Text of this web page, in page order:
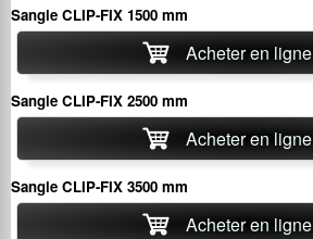
Sangle CLIP-FIX 1500 mm
Acheter en ligne
Sangle CLIP-FIX 2500 mm
Acheter en ligne
Sangle CLIP-FIX 3500 mm
Acheter en ligne